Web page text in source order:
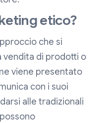
etico?
che si
vendita di prodotti o
viene presentato
con i suoi
alle tradizionali